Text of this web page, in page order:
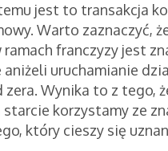
jest to transakcja
Warto zaznaczyć,
franczyzy jest
uruchamianie
Wynika to z tego,
starcie korzystamy ze
który cieszy się